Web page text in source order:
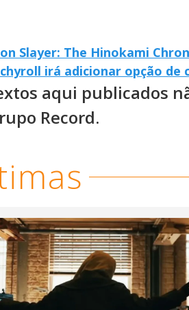
Slayer: The Hinokami
irá adicionar opção
aqui publicados
Record.